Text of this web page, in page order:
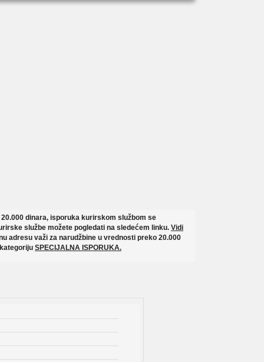
dinara, isporuka kurirskom službom se
službe možete pogledati na sledećem linku. Vidi
adresu važi za narudžbine u vrednosti preko 20.000
SPECIJALNA ISPORUKA.